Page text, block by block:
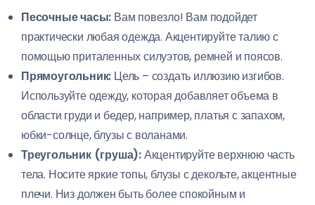
Песочные часы: Вам повезло! Вам подойдет
практически любая одежда. Акцентируйте талию с
помощью приталенных силуэтов, ремней и поясов.
Прямоугольник: Цель – создать иллюзию изгибов.
Используйте одежду, которая добавляет объема в
области груди и бедер, например, платья с запахом,
юбки-солнце, блузы с воланами.
Треугольник (груша):Акцентируйте верхнюю часть
тела. Носите яркие топы, блузы с декольте, акцентные
плечи. Низ должен быть более спокойным и